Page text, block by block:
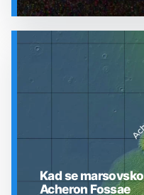
Kad se
Acheron Fossae